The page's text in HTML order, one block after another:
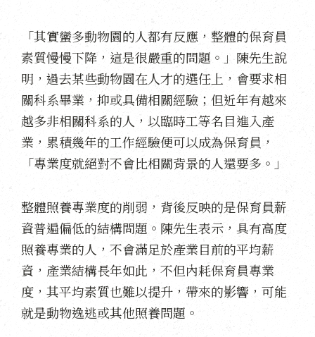
「其實蠻多動物園的人都有反應，整體的保育員
素質慢慢下降，這是很嚴重的問題。」陳先生說
明，過去某些動物園在人才的選任上，會要求相
關科系畢業，抑或具備相關經驗；但近年有越來
越多非相關科系的人，以臨時工等名目進入產
業，累積幾年的工作經驗便可以成為保育員，
「專業度就絕對不會比相關背景的人還要多。」
整體照養專業度的削弱，背後反映的是保育員薪
資普遍偏低的結構問題。陳先生表示，具有高度
照養專業的人，不會滿足於產業目前的平均薪
資，產業結構長年如此，不但內耗保育員專業
度，其平均素質也難以提升，帶來的影響，可能
就是動物逸逃或其他照養問題。